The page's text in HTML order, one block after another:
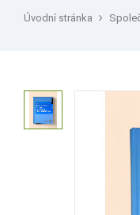
Úvodní stránka